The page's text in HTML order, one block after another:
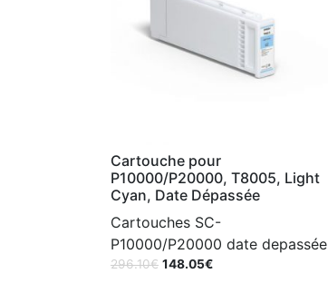
Cartouche pour
P10000/P20000, T8005, Light
Cyan, Date Dépassée
Cartouches SC-
P10000/P20000 date depassée
296.10€ 148.05€